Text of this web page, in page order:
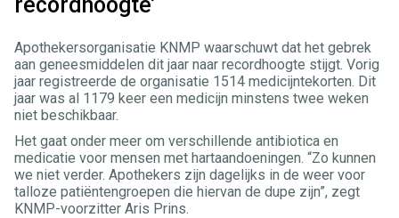
Apothekersorganisatie KNMP waarschuwt dat het gebrek
aan geneesmiddelen dit jaar naar recordhoogte stijgt. Vorig
jaar registreerde de organisatie 1514 medicijntekorten. Dit
jaar was al 1179 keer een medicijn minstens twee weken
niet beschikbaar.
Het gaat onder meer om verschillende antibiotica en
medicatie voor mensen met hartaandoeningen. “Zo kunnen
we niet verder. Apothekers zijn dagelijks in de weer voor
talloze patiëntengroepen die hiervan de dupe zijn”, zegt
KNMP-voorzitter Aris Prins.